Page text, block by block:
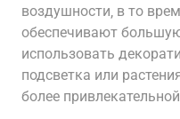
воздушности‚ в то
обеспечивают
использовать
подсветка или
более